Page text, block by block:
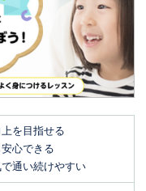
を目指せる
心できる
通い続けやすい